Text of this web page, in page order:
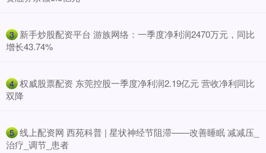
3 ​新手炒股配资平台 游族网络：一季度净利润2470万元，同比
增长43.74%
4 ​权威股票配资 东莞控股一季度净利润2.19亿元 营收净利同比
双降
5 ​线上配资网 西苑科普 | 星状神经节阻滞——改善睡眠 减减压_
治疗_调节_患者